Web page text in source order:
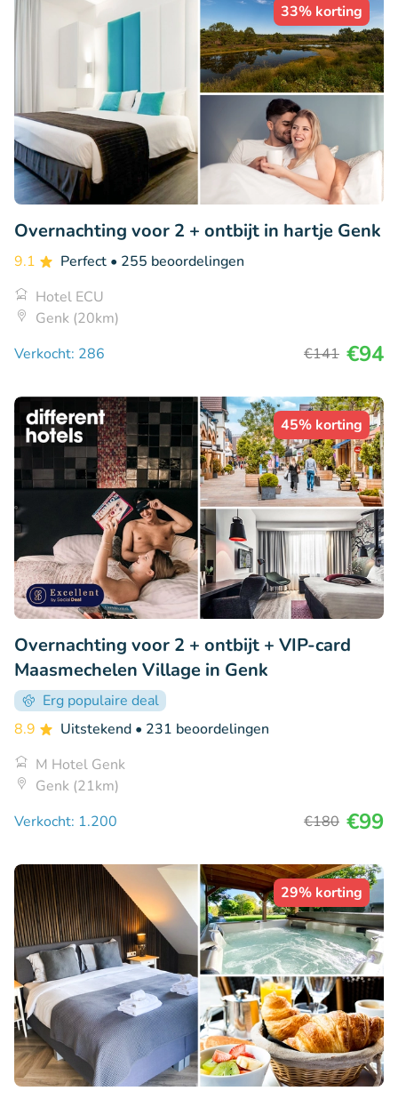
33% korting
Overnachting voor 2 + ontbijt in hartje Genk
9.1 Perfect • 255 beoordelingen
Hotel ECU
Genk (20km)
Verkocht: 286
€141 €94
45% korting
Overnachting voor 2 + ontbijt + VIP-card
Maasmechelen Village in Genk
Erg populaire deal
8.9
Uitstekend • 231 beoordelingen
M Hotel Genk
Genk (21km)
Verkocht: 1.200
€180 €99
29% korting